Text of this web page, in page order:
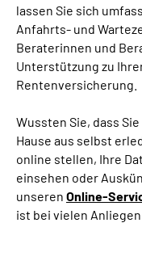
Online-Services
Language
Inhalte in
Leichte Sprache
lassen Sie sich
Anfahrts- und
Beraterinnen und
Unterstützung zu
Rentenversicherung.
Wussten Sie, dass
Hause aus selbst
online stellen, Ihre
einsehen oder
unseren Online-
ist bei vielen